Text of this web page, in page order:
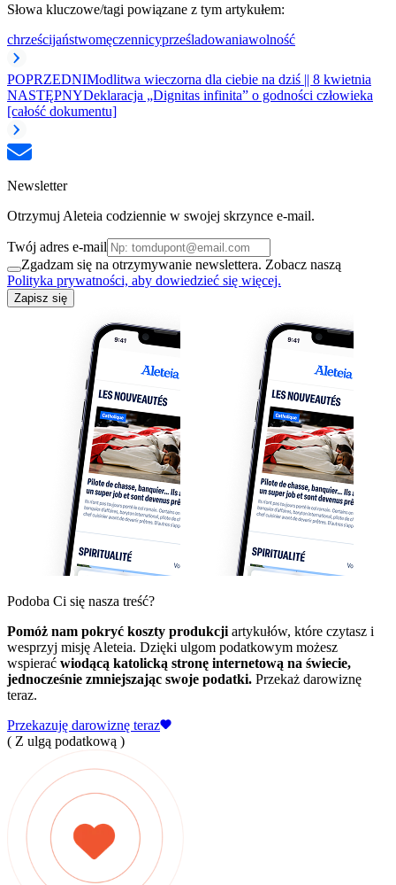
Słowa kluczowe/tagi powiązane z tym artykułem:
chrześcijaństwomęczennicyprześladowaniawolność
POPRZEDNIModlitwa wieczorna dla ciebie na dziś || 8 kwietnia
NASTĘPNYDeklaracja „Dignitas infinita” o godności człowieka
[całość dokumentu]
Newsletter
Otrzymuj Aleteia codziennie w swojej skrzynce e-mail.
Twój adres e-mail
Zgadzam się na otrzymywanie newslettera. Zobacz naszą
Polityka prywatności, aby dowiedzieć się więcej.
Zapisz się
Podoba Ci się nasza treść?
Pomóż nam pokryć koszty produkcji artykułów, które czytasz i
wesprzyj misję Aleteia. Dzięki ulgom podatkowym możesz
wspierać wiodącą katolicką stronę internetową na świecie,
jednocześnie zmniejszając swoje podatki. Przekaż darowiznę
teraz.
Przekazuję darowiznę teraz
( Z ulgą podatkową )